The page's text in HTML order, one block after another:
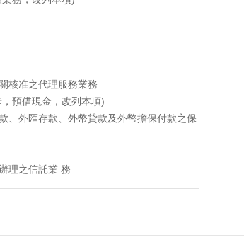
核准之代理服務業務
預借現金，改列本項)
、外匯存款、外幣貸款及外幣擔保付款之保
理之信託業 務